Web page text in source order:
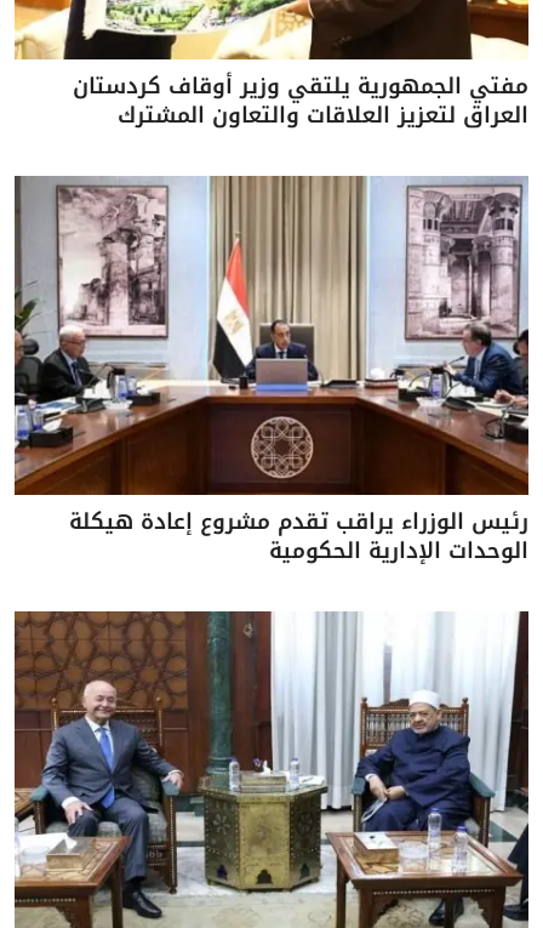
مفتي الجمهورية يلتقي وزير أوقاف كردستان
العراق لتعزيز العلاقات والتعاون المشترك
رئيس الوزراء يراقب تقدم مشروع إعادة هيكلة
الوحدات الإدارية الحكومية